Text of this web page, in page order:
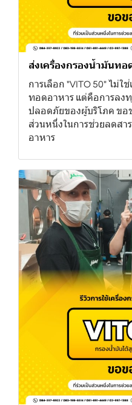
ส่งเครื่องกรองน้ำมันทอ
การเลือก "VITO 50" ไม่ใ
ทอดอาหาร แต่คือการลง
ปลอดภัยของผู้บริโภค ข
ส่วนหนึ่งในการช่วยลดสา
อาหาร